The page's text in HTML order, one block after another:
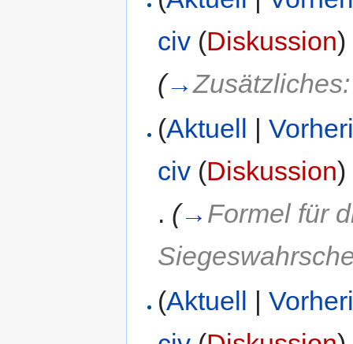
civ (Diskussion)
(→
(Aktuell |
civ (Diskussion)
. (→ Formel für
(Aktuell |